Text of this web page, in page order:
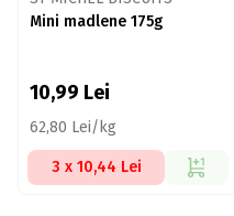
Mini madlene 175g
10,99 Lei
62,80 Lei/kg
3 x 10,44 Lei